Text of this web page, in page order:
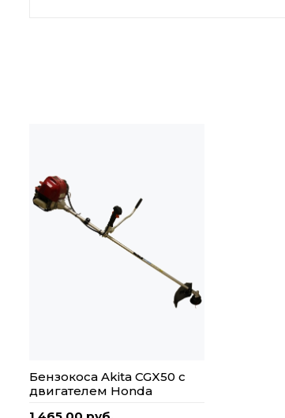
Бензокоса Akita CGX50 с
двигателем Honda